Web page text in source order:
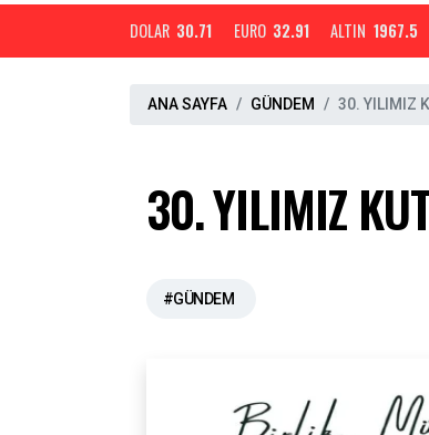
DOLAR 30.71 EURO 32.91 ALTIN 1967.5
ANA SAYFA GÜNDEM 30.⁠ ⁠YILIMIZ
30.⁠ ⁠YILIMIZ
#GÜNDEM